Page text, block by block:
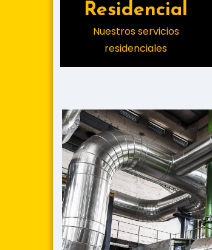
Residencial
Nuestros servicios
residenciales